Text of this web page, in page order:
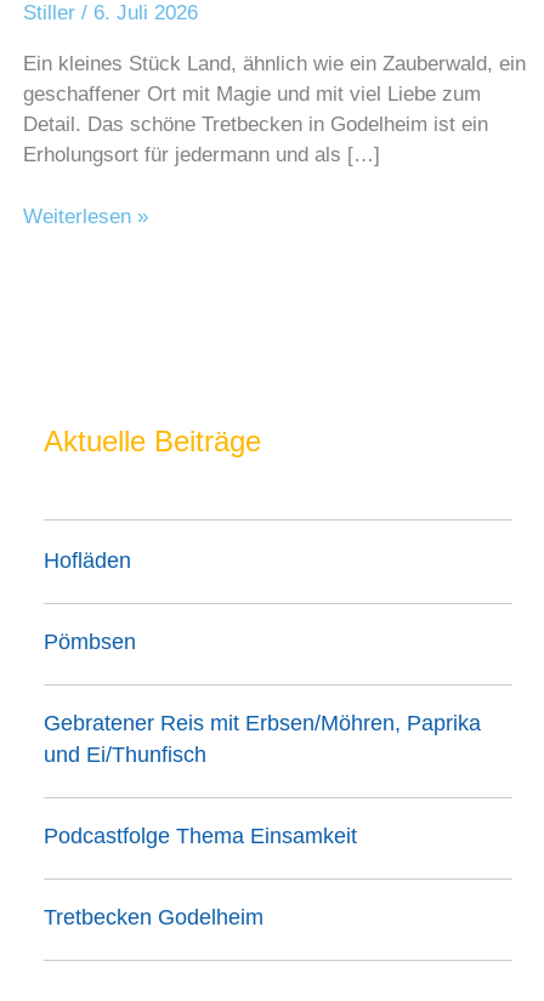
Stiller/ 6. Juli 2026
Ein kleines Stück Land, ähnlich wie ein Zauberwald, ein
geschaffener Ort mit Magie und mit viel Liebe zum
Detail. Das schöne Tretbecken in Godelheim ist ein
Erholungsort für jedermann und als […]
Tretbecken
Weiterlesen »
Aktuelle Beiträge
Hofläden
Pömbsen
Gebratener Reis mit Erbsen/Möhren, Paprika
und Ei/Thunfisch
Podcastfolge Thema Einsamkeit
Tretbecken Godelheim